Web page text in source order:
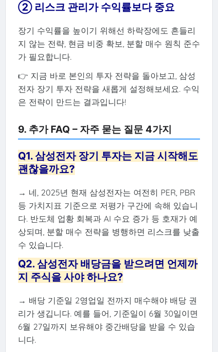
② 리스크 관리가 수익률보다 중요
장기 수익률을 높이기 위해선 하락장에도 흔들리
지 않는 전략, 현금 비중 확보, 분할 매수 원칙 준수
가 필요합니다.
👉 지금 바로 본인의 투자 전략을 돌아보고, 삼성
전자 장기 투자 전략을 새롭게 설정해보세요. 수익
은 전략이 만드는 결과입니다!
9. 추가 FAQ – 자주 묻는 질문 4가지
Q1. 삼성전자 장기 투자는 지금 시작해도
괜찮을까요?
→ 네, 2025년 현재 삼성전자는 여전히 PER, PBR
등 가치지표 기준으로 저평가 구간에 속해 있습니
다. 반도체 업황 회복과 AI 수요 증가 등 호재가 예
상되며, 분할 매수 전략을 병행하면 리스크를 낮출
수 있습니다.
Q2. 삼성전자 배당금을 받으려면 언제까
지 주식을 사야 하나요?
→ 배당 기준일 2영업일 전까지 매수해야 배당 권
리가 생깁니다. 예를 들어, 기준일이 6월 30일이면
6월 27일까지 보유해야 중간배당을 받을 수 있습
니다.